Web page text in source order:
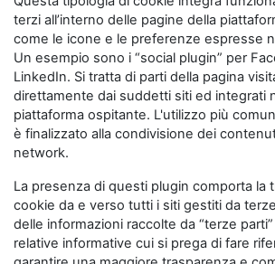
terzi all’interno delle pagine della
come le icone e le preferenze espresse
Un esempio sono i “social plugin” per
LinkedIn. Si tratta di parti della pagina
direttamente dai suddetti siti ed integrati
piattaforma ospitante. L'utilizzo più
è finalizzato alla condivisione dei
network.
La presenza di questi plugin comporta la
cookie da e verso tutti i siti gestiti da
delle informazioni raccolte da “terze
relative informative cui si prega di fare